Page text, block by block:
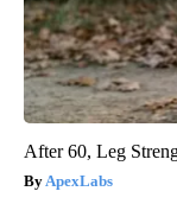
After 60, Leg
ApexLabs